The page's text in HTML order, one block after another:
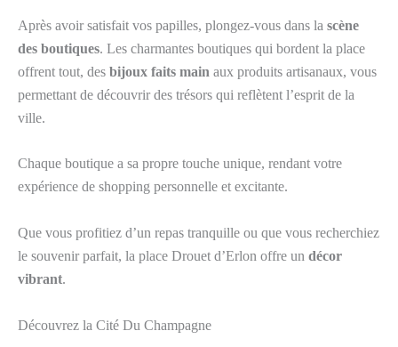
Après avoir satisfait vos papilles, plongez-vous dans la scène
des boutiques. Les charmantes boutiques qui bordent la place
offrent tout, des bijoux faits main aux produits artisanaux, vous
permettant de découvrir des trésors qui reflètent l’esprit de la
ville.
Chaque boutique a sa propre touche unique, rendant votre
expérience de shopping personnelle et excitante.
Que vous profitiez d’un repas tranquille ou que vous recherchiez
le souvenir parfait, la place Drouet d’Erlon offre un décor
vibrant.
Découvrez la Cité Du Champagne